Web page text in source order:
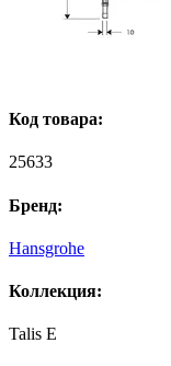
Код товара:
25633
Бренд:
Hansgrohe
Коллекция:
Talis E